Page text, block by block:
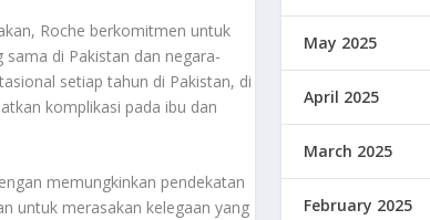
Roche berkomitmen untuk
di Pakistan dan negara-
setiap tahun di Pakistan, di
komplikasi pada ibu dan
memungkinkan pendekatan
untuk merasakan kelegaan yang
May 2025
April 2025
March 2025
February 2025